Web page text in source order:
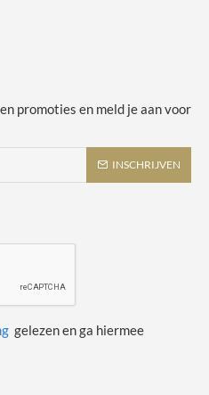
promoties en meld je aan voor
INSCHRIJVEN
gelezen en ga hiermee